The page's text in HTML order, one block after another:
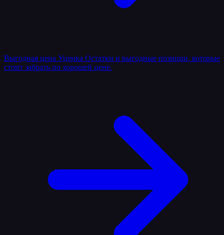
Выгодная цена Уценка Остатки и выгодные позиции, которые
стоит забрать по хорошей цене.